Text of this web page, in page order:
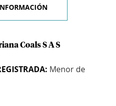
Coals S A S
Menor de